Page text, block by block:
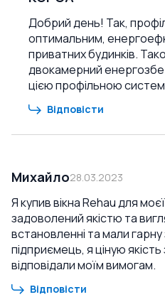
Добрий день! Так,
оптимальним,
приватних будинків.
двокамерний
цією профільною
Відповісти
Михайло28.03.2023
Я купив вікна Rehau для
задоволений якістю та
встановленні та мали гарну
підприємець, я ціную якість
відповідали моїм вимогам.
Відповісти